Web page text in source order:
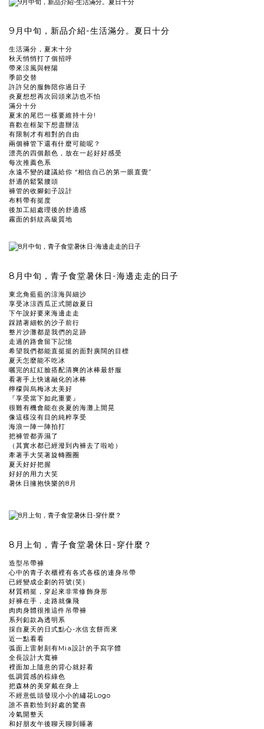
9月中旬，新品介紹-生活滿分。夏日十分
生活滿分，夏末十分
秋天悄悄打了個招呼
帶來涼風與輕陽
季節交替
許許兒的服飾陪你過日子
炎夏想想再次回頭來訪也不怕
滿分十分
夏末的尾巴一樣要維持十分!
喜歡在框架下想盡辦法
有限制才有相對的自由
兩個褲管下還有什麼可能呢？
漂亮的四個顏色，放在一起好好感受
每次推薦色系
永遠不變的建議給你 “相信自己的第一眼直覺”
舒適的鬆緊腰頭
褲管的收腳釦子設計
布料帶有挺度
後加工組處理後的舒適感
霧面的斜紋高級質地
8月中旬，青子食堂暑休日-海邊走走的日子
東北角藍藍的涼海與細沙
享受冰涼西瓜正式開啟夏日
下午說好要來海邊走走
踩踏著細軟的沙子前行
整片沙灘都是我們的足跡
走過的路會留下記憶
希望我們都能直挺挺的面對廣闊的目標
夏天怎麼能不吃冰
曬完的紅紅臉搭配清爽的冰棒最舒服
看著手上快速融化的冰棒
檸檬與烏梅冰太美好
『享受當下如此重要』
很難有機會能在炎夏的海灘上閒晃
像這樣沒有目的純粹享受
海浪一陣一陣拍打
把褲管都弄濕了
（其實水都已經潑到內褲去了啦哈）
牽著手大笑著旋轉圈圈
夏天好好把握
好好的用力大笑
暑休日擁抱快樂的8月
8月上旬，青子食堂暑休日-穿什麼？
造型吊帶褲
心中的青子衣櫃裡有各式各樣的連身吊帶
已經變成企劃的符號(笑)
材質稍挺，穿起來非常修飾身形
好褲在手，走路就像飛
肉肉身體很推這件吊帶褲
系列釦款為透明系
採自夏天的日式點心-水信玄餅而來
近一點看看
弧面上雷射刻有Mia設計的手寫字體
全長設計大寬褲
裡面加上隨意的背心就好看
低調質感的棕綠色
把森林的美穿戴在身上
不經意低頭發現小小的繡花Logo
誰不喜歡恰到好處的驚喜
冷氣開整天
和好朋友午後聊天聊到睡著